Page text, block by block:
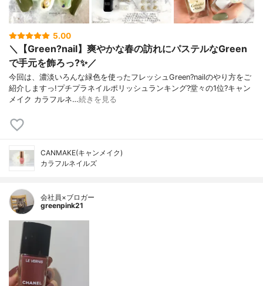
5.00
＼【Green?nail】爽やかな春の訪れにパステルなGreen
で手元を飾ろっ?✨／
今回は、濃淡いろんな緑色を使ったフレッシュGreen?nailのやり方をご
紹介しますっ!プチプラネイルポリッシュランキング?堂々の1位?キャン
メイク カラフルネ…続きを見る
CANMAKE(キャンメイク)
カラフルネイルズ
会社員×ブロガー
greenpink21